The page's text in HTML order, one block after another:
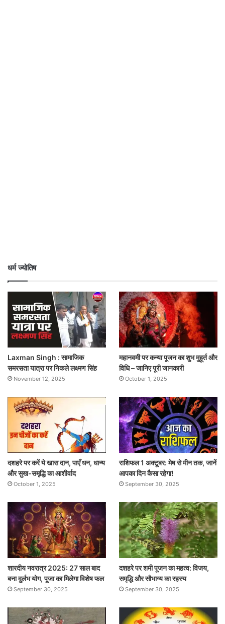
धर्म ज्योतिष
Laxman Singh : सामाजिक
समरसता यात्रा पर निकले लक्ष्मण सिंह
November 12, 2025
महानवमी पर कन्या पूजन का शुभ मुहूर्त और
विधि – जानिए पूरी जानकारी
October 1, 2025
दशहरे पर करें ये खास दान, पाएँ धन, धान्य
और सुख-समृद्धि का आशीर्वाद
October 1, 2025
राशिफल 1 अक्टूबर: मेष से मीन तक, जानें
आपका दिन कैसा रहेगा!
September 30, 2025
शारदीय नवरात्र 2025: 27 साल बाद
बना दुर्लभ योग, पूजा का मिलेगा विशेष फल
September 30, 2025
दशहरे पर शमी पूजन का महत्व: विजय,
समृद्धि और सौभाग्य का रहस्य
September 30, 2025